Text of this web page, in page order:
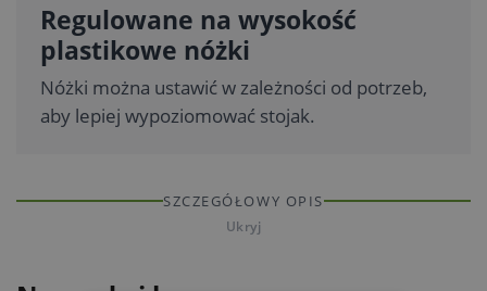
Regulowane na wysokość
plastikowe nóżki
Nóżki można ustawić w zależności od potrzeb,
aby lepiej wypoziomować stojak.
SZCZEGÓŁOWY OPIS
Ukryj